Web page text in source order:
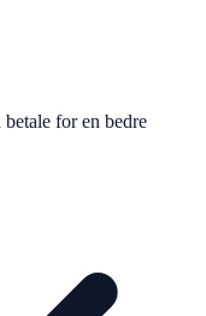
for en bedre